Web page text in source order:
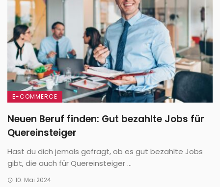
E-COMMERCE
Neuen Beruf finden: Gut bezahlte Jobs für
Quereinsteiger
Hast du dich jemals gefragt, ob es gut bezahlte Jobs
gibt, die auch für Quereinsteiger ...
10. Mai 2024